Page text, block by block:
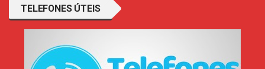
TELEFONES ÚTEIS